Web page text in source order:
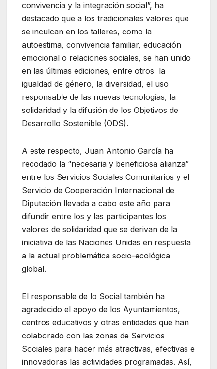
convivencia y la integración social”, ha
destacado que a los tradicionales valores que
se inculcan en los talleres, como la
autoestima, convivencia familiar, educación
emocional o relaciones sociales, se han unido
en las últimas ediciones, entre otros, la
igualdad de género, la diversidad, el uso
responsable de las nuevas tecnologías, la
solidaridad y la difusión de los Objetivos de
Desarrollo Sostenible (ODS).
A este respecto, Juan Antonio García ha
recodado la “necesaria y beneficiosa alianza”
entre los Servicios Sociales Comunitarios y el
Servicio de Cooperación Internacional de
Diputación llevada a cabo este año para
difundir entre los y las participantes los
valores de solidaridad que se derivan de la
iniciativa de las Naciones Unidas en respuesta
a la actual problemática socio-ecológica
global.
El responsable de lo Social también ha
agradecido el apoyo de los Ayuntamientos,
centros educativos y otras entidades que han
colaborado con las zonas de Servicios
Sociales para hacer más atractivas, efectivas e
innovadoras las actividades programadas. Así,